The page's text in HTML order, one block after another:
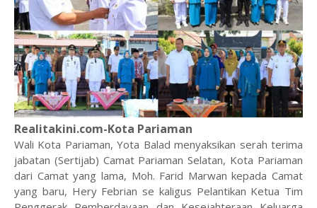
Realitakini.com-Kota Pariaman
Wali Kota Pariaman, Yota Balad menyaksikan serah terima
jabatan (Sertijab) Camat Pariaman Selatan, Kota Pariaman
dari Camat yang lama, Moh. Farid Marwan kepada Camat
yang baru, Hery Febrian se kaligus Pelantikan Ketua Tim